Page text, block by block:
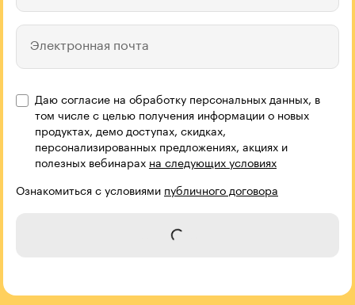
Электронная почта
Даю согласие на обработку персональных данных, в
том числе с целью получения информации о новых
продуктах, демо доступах, скидках,
персонализированных предложениях, акциях и
полезных вебинарах на следующих условиях
Ознакомиться с условиями публичного договора
Отправить